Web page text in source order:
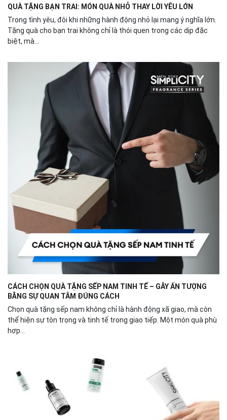
QUÀ TẶNG BẠN TRAI: MÓN QUÀ NHỎ THAY LỜI YÊU LỚN
Trong tình yêu, đôi khi những hành động nhỏ lại mang ý nghĩa lớn.
Tặng quà cho bạn trai không chỉ là thói quen trong các dịp đặc
biệt, mà...
CÁCH CHỌN QUÀ TẶNG SẾP NAM TINH TẾ – GÂY ẤN TƯỢNG
BẰNG SỰ QUAN TÂM ĐÚNG CÁCH
Chọn quà tặng sếp nam không chỉ là hành động xã giao, mà còn
thể hiện sự tôn trọng và tinh tế trong giao tiếp. Một món quà phù
hợp...